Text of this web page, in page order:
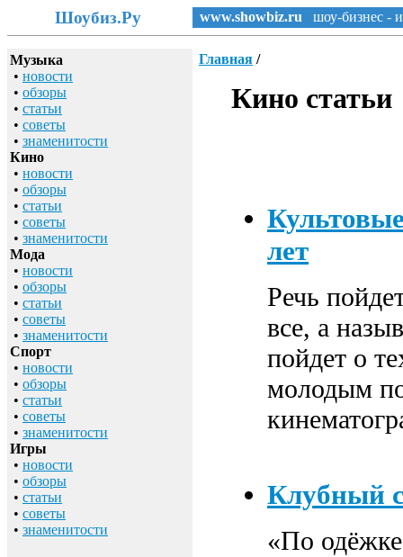
Шоубиз.Ру www.showbiz.ru шоу-бизнес -
Музыка
• новости
• обзоры
• статьи
• советы
• знаменитости
Кино
• новости
• обзоры
• статьи
• советы
• знаменитости
Мода
• новости
• обзоры
• статьи
• советы
• знаменитости
Спорт
• новости
• обзоры
• статьи
• советы
• знаменитости
Игры
• новости
• обзоры
• статьи
• советы
• знаменитости
Главная /
Кино статьи
лет
Речь
все, а
пойдет о
молодым
Клубный
«По одёжке